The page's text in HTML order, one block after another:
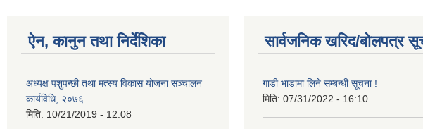
ऐन, कानुन तथा निर्देशिका
अध्यक्ष पशुपन्छी तथा मत्स्य विकास योजना सञ्चालन
कार्यविधि, २०७६
मिति: 10/21/2019 - 12:08
सार्वजनिक खरिद/बोलपत्र
गाडी भाडामा लिने सम्बन्धी सूचना !
मिति: 07/31/2022 - 16:10